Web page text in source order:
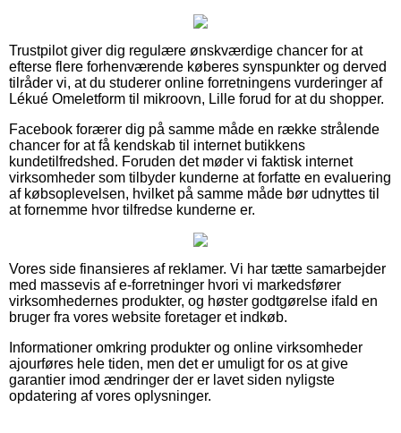
Trustpilot giver dig regulære ønskværdige chancer for at
efterse flere forhenværende køberes synspunkter og derved
tilråder vi, at du studerer online forretningens vurderinger af
Lékué Omeletform til mikroovn, Lille forud for at du shopper.
Facebook forærer dig på samme måde en række strålende
chancer for at få kendskab til internet butikkens
kundetilfredshed. Foruden det møder vi faktisk internet
virksomheder som tilbyder kunderne at forfatte en evaluering
af købsoplevelsen, hvilket på samme måde bør udnyttes til
at fornemme hvor tilfredse kunderne er.
Vores side finansieres af reklamer. Vi har tætte samarbejder
med massevis af e-forretninger hvori vi markedsfører
virksomhedernes produkter, og høster godtgørelse ifald en
bruger fra vores website foretager et indkøb.
Informationer omkring produkter og online virksomheder
ajourføres hele tiden, men det er umuligt for os at give
garantier imod ændringer der er lavet siden nyligste
opdatering af vores oplysninger.